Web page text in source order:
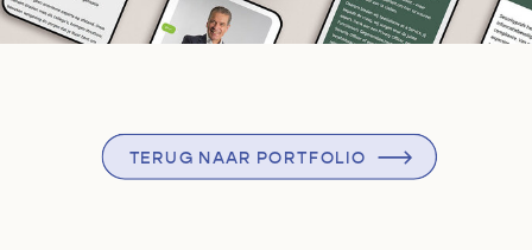
TERUG NAAR PORTFOLIO